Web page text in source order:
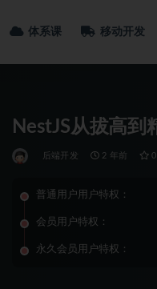
体系课 移动开发
NestJS从拔高到
后端开发 2 年前 0
普通用户用户特权：
会员用户特权：
永久会员用户特权：